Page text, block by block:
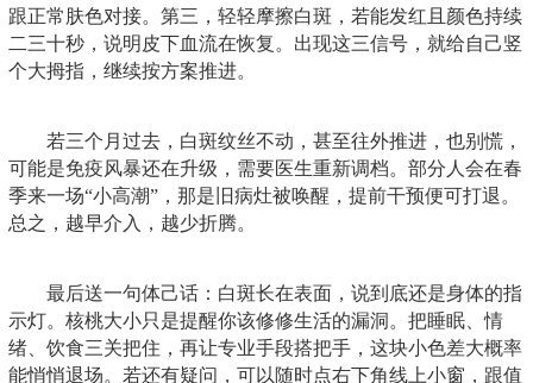
跟正常肤色对接。第三，轻轻摩擦白斑，若能发红且颜色持续
二三十秒，说明皮下血流在恢复。出现这三信号，就给自己竖
个大拇指，继续按方案推进。
若三个月过去，白斑纹丝不动，甚至往外推进，也别慌，
可能是免疫风暴还在升级，需要医生重新调档。部分人会在春
季来一场“小高潮”，那是旧病灶被唤醒，提前干预便可打退。
总之，越早介入，越少折腾。
最后送一句体己话：白斑长在表面，说到底还是身体的指
示灯。核桃大小只是提醒你该修修生活的漏洞。把睡眠、情
绪、饮食三关把住，再让专业手段搭把手，这块小色差大概率
能悄悄退场。若还有疑问，可以随时点右下角线上小窗，跟值